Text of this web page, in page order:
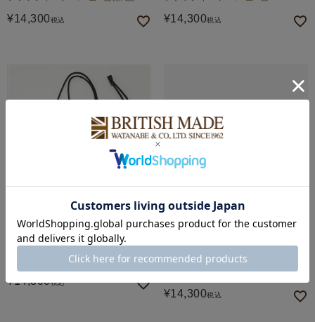
¥14,300税込 ¥14,300税込
Caledoor
ランブリングサコッシュ 全4色
¥14,300税込
Barbour
サイドゴアレインブーツ(WOMEN)
全2色
¥14,300税込